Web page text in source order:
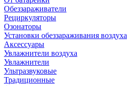
Обеззараживатели
Рециркуляторы
Озонаторы
Установки обеззараживания воздуха
Аксессуары
Увлажнители воздуха
Увлажнители
Ультразвуковые
Традиционные